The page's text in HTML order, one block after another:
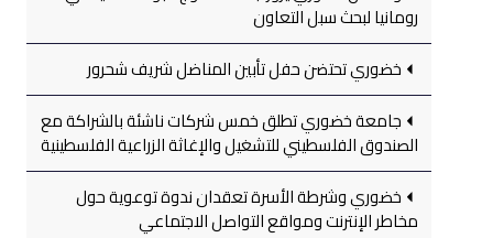
رومانيا لبحث سبل التعاون
خضوري تحتضن حفل تأبين المناضل شريف شحرور
جامعة خضوري تطلق خمس شركات ناشئة بالشراكة مع
الصندوق الفلسطيني للتشغيل والإغاثة الزراعية الفلسطينية
خضوري وشرطة الأسرة تعقدان ندوة توعوية حول
مخاطر الإنترنت ومواقع التواصل الاجتماعي